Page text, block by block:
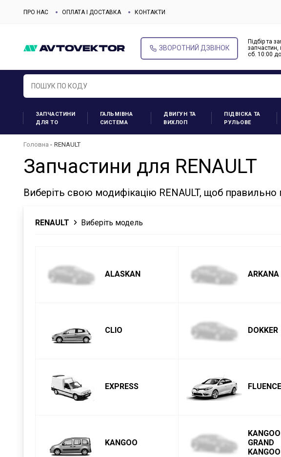
ПРО НАС ОПЛАТА І ДОСТАВКА КОНТАКТИ
ЗВОРОТНИЙ ДЗВІНОК
Підбір та
запчастин,
cб. 10:00
ЗАПЧАСТИНИ
ДЛЯ ТО
ГАЛЬМІВНА
СИСТЕМА
ДВИГУН ТА
ВИХЛОП
ПІДВІСКА ТА
РУЛЬОВЕ
Головна RENAULT
Запчастини для RENAULT
Виберіть свою модифікацію RENAULT, щоб правильно
RENAULT Виберіть модель
ALASKAN ARKANA
CLIO DOKKER
EXPRESS FLUENCE
KANGOO
GRAND
KANGOO